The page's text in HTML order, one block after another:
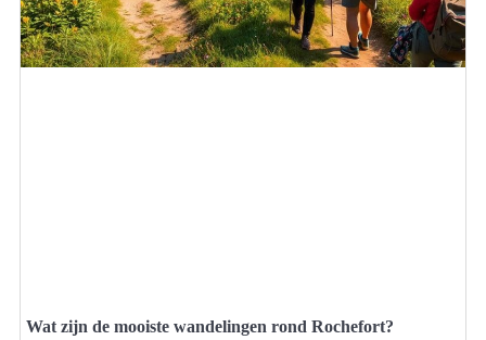
Wat zijn de mooiste wandelingen rond Rochefort?